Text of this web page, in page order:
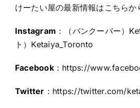
けーたい屋の最新情報はこちら
Instagram ：（バンクーバー）
ト）Ketaiya_Toronto
Facebook： https://
Twitter ： https://twitter.com/